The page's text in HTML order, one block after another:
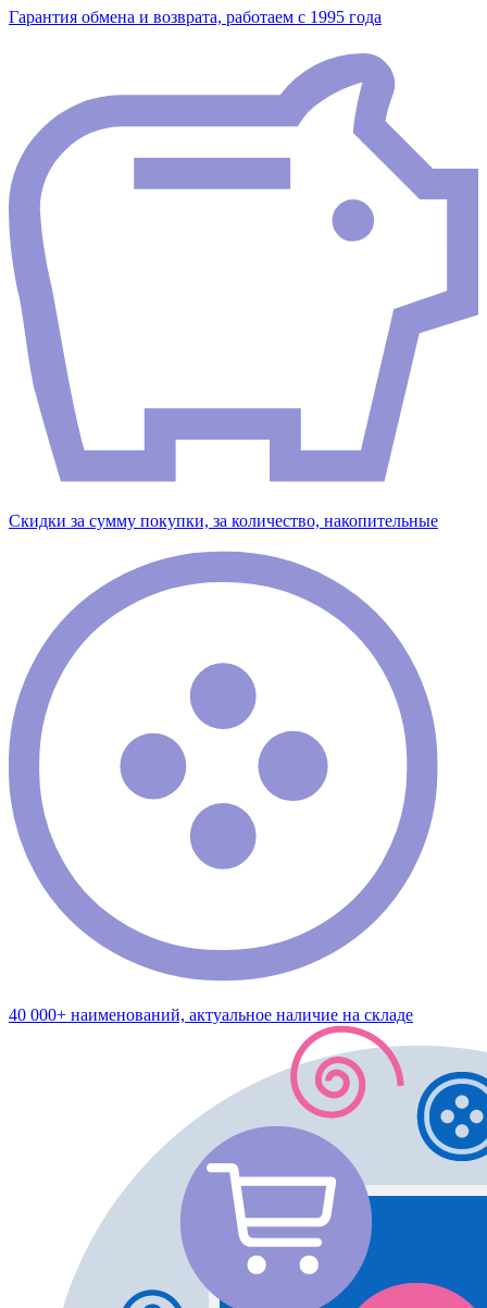
Гарантия обмена и возврата, работаем с 1995 года
Скидки за сумму покупки, за количество, накопительные
40 000+ наименований, актуальное наличие на складе